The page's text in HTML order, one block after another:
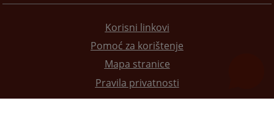
Korisni linkovi
Pomoć za korištenje
Mapa stranice
Pravila privatnosti